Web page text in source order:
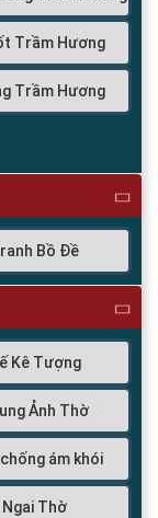
Trầm Hương
Trầm Hương
Bồ Đề
Kê Tượng
Ảnh Thờ
ám khói
Ngai Thờ